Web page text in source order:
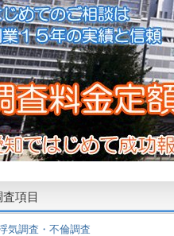
査項目
気調査・不倫調査